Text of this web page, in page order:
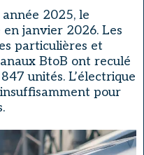
2025, le
janvier 2026. Les
particulières et
BtoB ont reculé
unités. L’électrique
pour